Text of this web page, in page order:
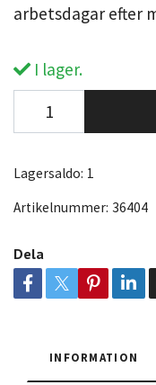
arbetsdagar efter
I lager.
Lagersaldo: 1
Artikelnummer: 36404
Dela
INFORMATION